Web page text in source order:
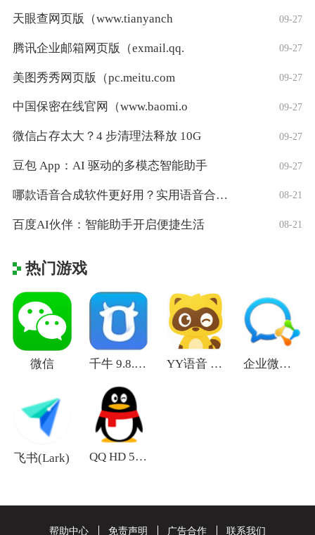
天眼查网页版（www.tianyanch 09-27
腾讯企业邮箱网页版（exmail.qq. 09-27
美图秀秀网页版（pc.meitu.com 09-27
中国保密在线官网（www.baomi.o 09-27
微信占存太大？4 步清理法释放 10G 09-27
豆包 App：AI 驱动的多模态智能助手 09-27
哪款语音合成软件更好用？实用语音合成软件 08-21
百度AI伙伴：智能助手开启便捷生活 08-21
热门游戏
微信 千牛 9.8.345 YY语音 8.54.3 企业微信 4.1.38
飞书(Lark) QQ HD 5.9.6
帮助中心 免责声明 广告合作 联系我们